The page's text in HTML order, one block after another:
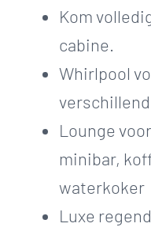
Kom
cabine.
Whirlpool
Lounge
minibar,
waterkoker
Luxe